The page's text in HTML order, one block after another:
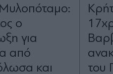
ο
για
από
και
του